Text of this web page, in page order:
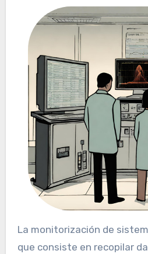
La monitorización de sistemas es una práctica
que consiste en recopilar